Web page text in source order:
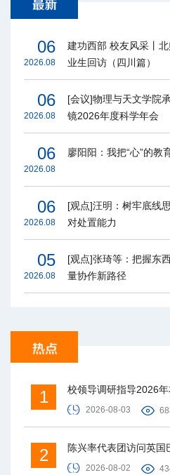
06
2026.08
建功西部 校友风采丨
业生回访（四川篇）
06
2026.08
[会议]物理与天文学院
镜2026年度科学年会
06
2026.08
廖阳阳：我把“心”的教
06
2026.08
[观点]汪明：树牢底线
对处置能力
05
2026.08
[观点]张琦等：把握东
量协作新路径
1 校领导调研指导2026
2026-08-03
2 陈兴率代表团访问英国
2026-08-02